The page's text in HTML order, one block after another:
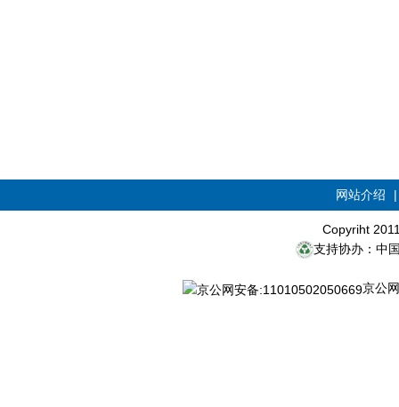
网站介绍
Copyriht
支持协办：中
京公